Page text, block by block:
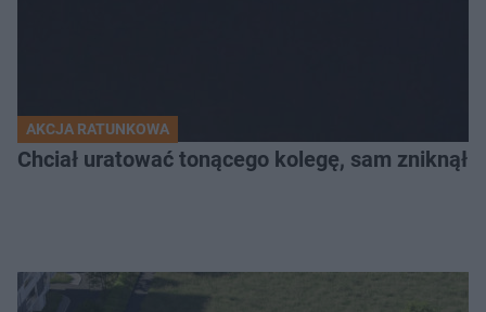
AKCJA RATUNKOWA
Chciał uratować tonącego kolegę, sam zniknął